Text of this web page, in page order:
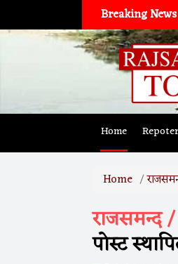
Breaking News
Home
Home
राजसमन्द /
पोस्ट